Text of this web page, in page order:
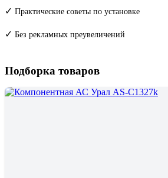
✓ Практические советы по установке
✓ Без рекламных преувеличений
Подборка товаров